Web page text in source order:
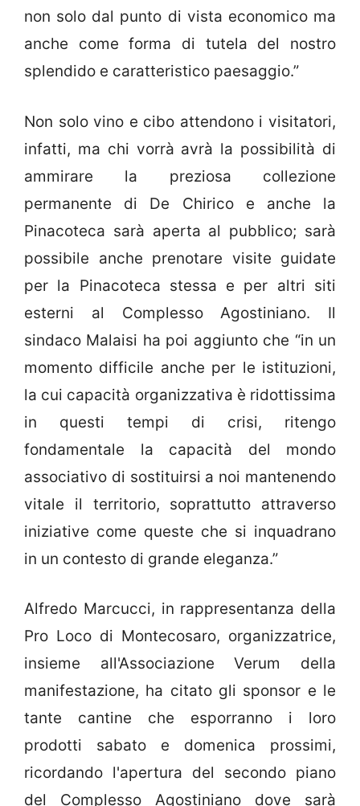
non solo dal punto di vista economico ma
anche come forma di tutela del nostro
splendido e caratteristico paesaggio.”
Non solo vino e cibo attendono i visitatori,
infatti, ma chi vorrà avrà la possibilità di
ammirare la preziosa collezione
permanente di De Chirico e anche la
Pinacoteca sarà aperta al pubblico; sarà
possibile anche prenotare visite guidate
per la Pinacoteca stessa e per altri siti
esterni al Complesso Agostiniano. Il
sindaco Malaisi ha poi aggiunto che “in un
momento difficile anche per le istituzioni,
la cui capacità organizzativa è ridottissima
in questi tempi di crisi, ritengo
fondamentale la capacità del mondo
associativo di sostituirsi a noi mantenendo
vitale il territorio, soprattutto attraverso
iniziative come queste che si inquadrano
in un contesto di grande eleganza.”
Alfredo Marcucci, in rappresentanza della
Pro Loco di Montecosaro, organizzatrice,
insieme all'Associazione Verum della
manifestazione, ha citato gli sponsor e le
tante cantine che esporranno i loro
prodotti sabato e domenica prossimi,
ricordando l'apertura del secondo piano
del Complesso Agostiniano dove sarà